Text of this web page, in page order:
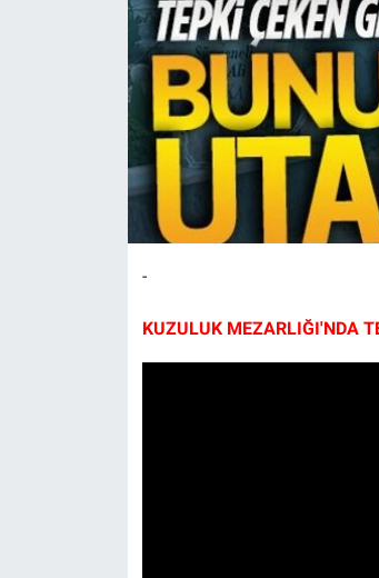
-
KUZULUK MEZARLIĞI'NDA